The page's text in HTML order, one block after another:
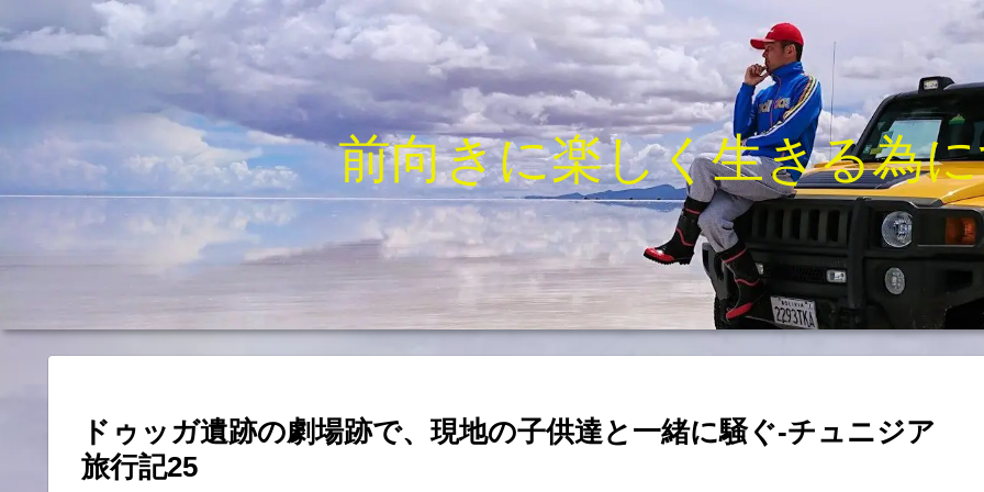
前向きに楽しく生きる為
ドゥッガ遺跡の劇場跡で、現地の子供達と一緒に騒ぐ-チュニジア
旅行記25